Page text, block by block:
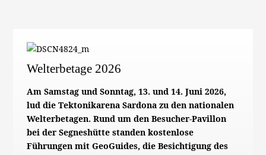
Welterbetage 2026
Am Samstag und Sonntag, 13. und 14. Juni 2026,
lud die Tektonikarena Sardona zu den nationalen
Welterbetagen. Rund um den Besucher-Pavillon
bei der Segneshütte standen kostenlose
Führungen mit GeoGuides, die Besichtigung des